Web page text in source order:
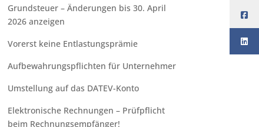
Grundsteuer – Änderungen bis 30. April
2026 anzeigen
Vorerst keine Entlastungsprämie
Aufbewahrungspflichten für Unternehmer
Umstellung auf das DATEV-Konto
Elektronische Rechnungen – Prüfpflicht
beim Rechnungsempfänger!